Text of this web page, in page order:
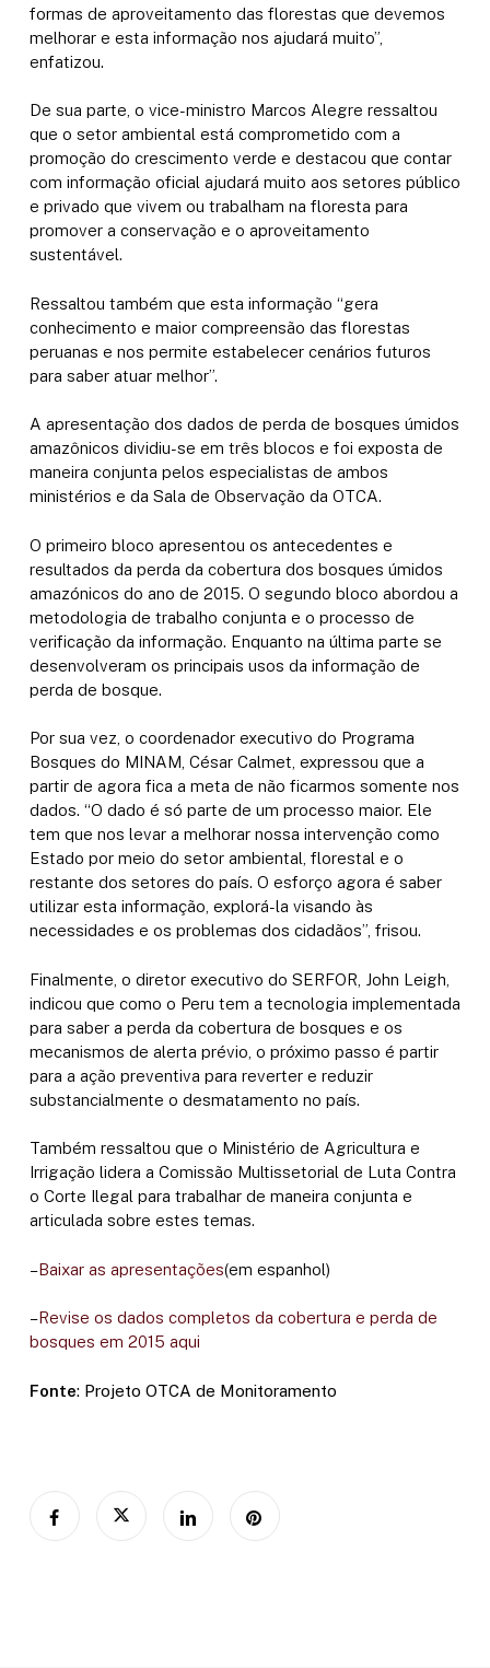
formas de aproveitamento das florestas que devemos
melhorar e esta informação nos ajudará muito”,
enfatizou.
De sua parte, o vice-ministro Marcos Alegre ressaltou
que o setor ambiental está comprometido com a
promoção do crescimento verde e destacou que contar
com informação oficial ajudará muito aos setores público
e privado que vivem ou trabalham na floresta para
promover a conservação e o aproveitamento
sustentável.
Ressaltou também que esta informação “gera
conhecimento e maior compreensão das florestas
peruanas e nos permite estabelecer cenários futuros
para saber atuar melhor”.
A apresentação dos dados de perda de bosques úmidos
amazônicos dividiu-se em três blocos e foi exposta de
maneira conjunta pelos especialistas de ambos
ministérios e da Sala de Observação da OTCA.
O primeiro bloco apresentou os antecedentes e
resultados da perda da cobertura dos bosques úmidos
amazónicos do ano de 2015. O segundo bloco abordou a
metodologia de trabalho conjunta e o processo de
verificação da informação. Enquanto na última parte se
desenvolveram os principais usos da informação de
perda de bosque.
Por sua vez, o coordenador executivo do Programa
Bosques do MINAM, César Calmet, expressou que a
partir de agora fica a meta de não ficarmos somente nos
dados. “O dado é só parte de um processo maior. Ele
tem que nos levar a melhorar nossa intervenção como
Estado por meio do setor ambiental, florestal e o
restante dos setores do país. O esforço agora é saber
utilizar esta informação, explorá-la visando às
necessidades e os problemas dos cidadãos”, frisou.
Finalmente, o diretor executivo do SERFOR, John Leigh,
indicou que como o Peru tem a tecnologia implementada
para saber a perda da cobertura de bosques e os
mecanismos de alerta prévio, o próximo passo é partir
para a ação preventiva para reverter e reduzir
substancialmente o desmatamento no país.
Também ressaltou que o Ministério de Agricultura e
Irrigação lidera a Comissão Multissetorial de Luta Contra
o Corte Ilegal para trabalhar de maneira conjunta e
articulada sobre estes temas.
–Baixar as apresentações(em espanhol)
–Revise os dados completos da cobertura e perda de
bosques em 2015 aqui
Fonte: Projeto OTCA de Monitoramento